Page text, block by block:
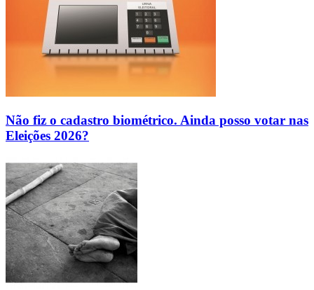
Não fiz o cadastro biométrico. Ainda posso votar nas
Eleições 2026?